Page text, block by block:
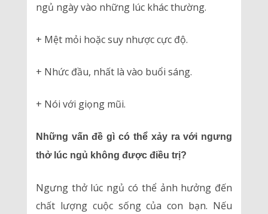
ngủ ngày vào những lúc khác thường.
+ Mệt mỏi hoặc suy nhược cực độ.
+ Nhức đầu, nhất là vào buổi sáng.
+ Nói với giọng mũi.
Những vấn đề gì có thể xảy ra với ngưng
thở lúc ngủ không được điều trị?
Ngưng thở lúc ngủ có thể ảnh hưởng đến
chất lượng cuộc sống của con bạn. Nếu